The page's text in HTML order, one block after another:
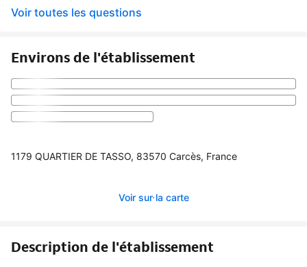
Voir toutes les questions
Environs de l'établissement
1179 QUARTIER DE TASSO, 83570 Carcès, France
Voir sur la carte
Description de l'établissement